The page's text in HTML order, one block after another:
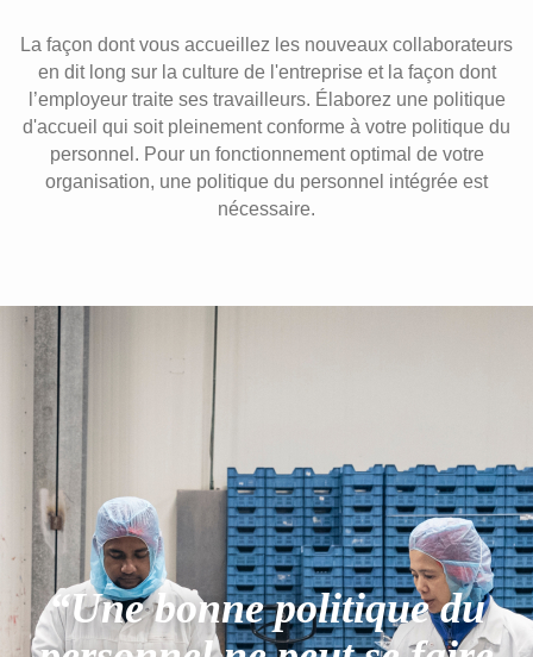
La façon dont vous accueillez les nouveaux collaborateurs
en dit long sur la culture de l'entreprise et la façon dont
l’employeur traite ses travailleurs. Élaborez une politique
d'accueil qui soit pleinement conforme à votre politique du
personnel. Pour un fonctionnement optimal de votre
organisation, une politique du personnel intégrée est
nécessaire.
“Une bonne politique du